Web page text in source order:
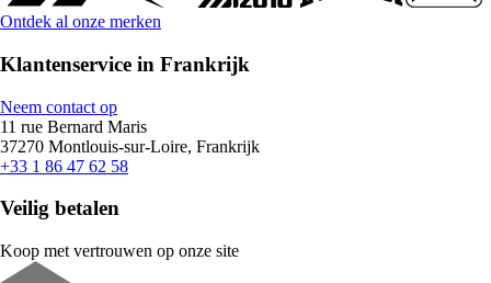
Ontdek al onze merken
Klantenservice in Frankrijk
Neem contact op
11 rue Bernard Maris
37270 Montlouis-sur-Loire, Frankrijk
+33 1 86 47 62 58
Veilig betalen
Koop met vertrouwen op onze site